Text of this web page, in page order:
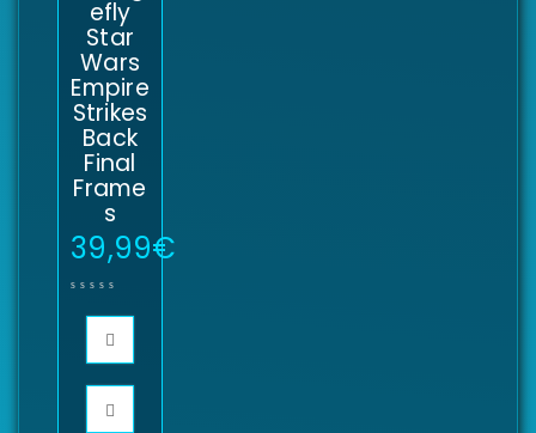
efly
Star
Wars
Empire
Strikes
Back
Final
Frame
s
39,99€